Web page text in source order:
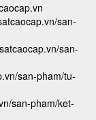
san-
san-
san-pham/tu-
san-pham/ket-